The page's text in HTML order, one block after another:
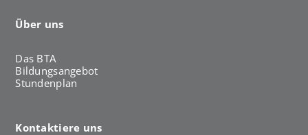
Über uns
Das BTA
Bildungsangebot
Stundenplan
Kontaktiere uns